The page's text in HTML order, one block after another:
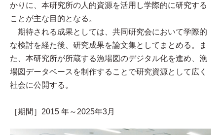
かりに、本研究所の人的資源を活用し学際的に研究する
ことが主な目的となる。
期待される成果としては、共同研究会において学際的
な検討を経た後、研究成果を論文集としてまとめる。ま
た、本研究所が所蔵する漁場図のデジタル化を進め、漁
場図データベースを制作することで研究資源として広く
社会に公開する。
［期間］2015 年～2025年3月